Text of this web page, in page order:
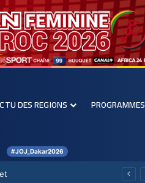
DES REGIONS PROGRAMMES
#JOJ_Dakar2026